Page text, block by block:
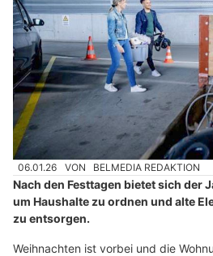
06.01.26 VON BELMEDIA REDAKTION
Nach den Festtagen bietet sich der
um Haushalte zu ordnen und alte
zu entsorgen.
Weihnachten ist vorbei und die